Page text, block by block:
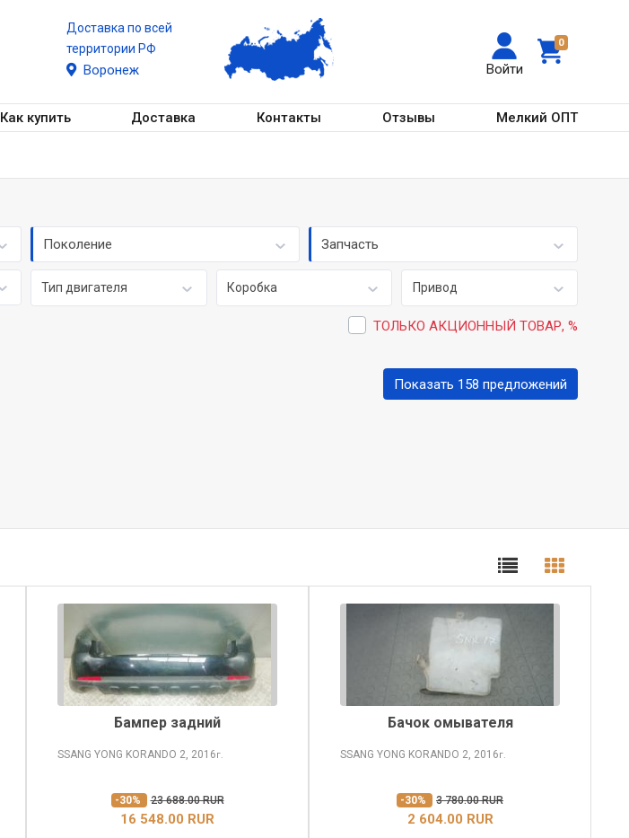
0
Войти
Доставка по всей
территории РФ
Воронеж
Как купить Доставка Контакты Отзывы Мелкий ОПТ
Поколение Запчасть
Тип двигателя Коробка Привод
ТОЛЬКО АКЦИОННЫЙ ТОВАР, %
Показать 158 предложений
Бампер задний
SSANG YONG KORANDO 2, 2016г.
-30% 23 688.00 RUR
16 548.00 RUR
Бачок омывателя
SSANG YONG KORANDO 2, 2016г.
-30% 3 780.00 RUR
2 604.00 RUR